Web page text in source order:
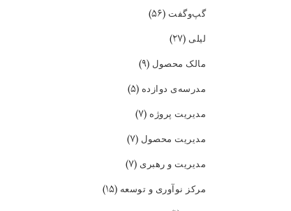
گپ‌و‌گفت (۵۶)
لیلی (۲۷)
مالک محصول (۹)
مدرسه‌ی دوازده (۵)
مدیریت پروژه (۷)
مدیریت محصول (۷)
مدیریت و رهبری (۷)
مرکز نوآوری و توسعه (۱۵)